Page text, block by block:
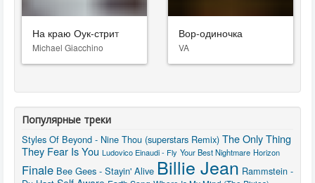
На краю Оук-стрит
Michael Giacchino
Вор-одиночка
VA
Популярные треки
Styles Of Beyond - Nine Thou (superstars Remix) The Only Thing
They Fear Is You Ludovico Einaudi - Fly Your Best Nightmare Horizon
Finale Bee Gees - Stayin' Alive Billie Jean Rammstein -